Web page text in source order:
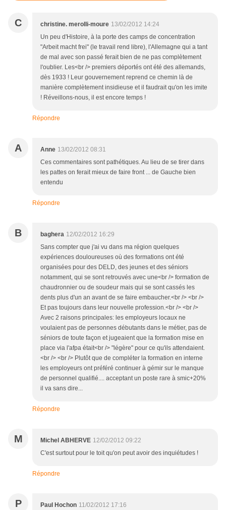
C christine. merolli-moure 13/02/2012 14:24
Un peu d'Histoire, à la porte des camps de concentration
"Arbeit macht frei" (le travail rend libre), l'Allemagne qui a tant
de mal avec son passé ferait bien de ne pas complètement
l'oublier. Les<br /> premiers déportés ont été des allemands,
dès 1933 ! Leur gouvernement reprend ce chemin là de
manière complètement insidieuse et il faudrait qu'on les imite
! Réveillons-nous, il est encore temps !
Répondre
A Anne 13/02/2012 08:31
Ces commentaires sont pathétiques. Au lieu de se tirer dans
les pattes on ferait mieux de faire front ... de Gauche bien
entendu
Répondre
B baghera 12/02/2012 16:29
Sans compter que j'ai vu dans ma région quelques
expériences douloureuses où des formations ont été
organisées pour des DELD, des jeunes et des séniors
notamment, qui se sont retrouvés avec une<br /> formation de
chaudronnier ou de soudeur mais qui se sont cassés les
dents plus d'un an avant de se faire embaucher.<br /> <br />
Et pas toujours dans leur nouvelle profession.<br /> <br />
Avec 2 raisons principales: les employeurs locaux ne
voulaient pas de personnes débutants dans le métier, pas de
séniors de toute façon et jugeaient que la formation mise en
place via l'afpa était<br /> "légère" pour ce qu'ils attendaient.
<br /> <br /> Plutôt que de compléter la formation en interne
les employeurs ont préféré continuer à gémir sur le manque
de personnel qualifié.... acceptant un poste rare à smic+20%
il va sans dire...
Répondre
M Michel ABHERVE 12/02/2012 09:22
C'est surtout pour le toit qu'on peut avoir des inquiétudes !
Répondre
P Paul Hochon 11/02/2012 17:16